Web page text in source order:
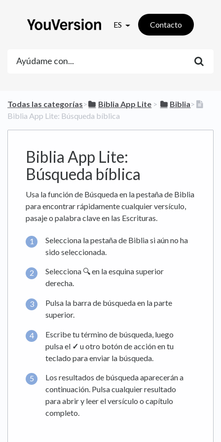
ES Contacto
Todas las categorías​>​ ​Biblia App Lite ​ > ​ ​Biblia​>​
Biblia App Lite: Búsqueda bíblica
Biblia App Lite:
Búsqueda bíblica
Usa la función de Búsqueda en la pestaña de Biblia
para encontrar rápidamente cualquier versículo,
pasaje o palabra clave en las Escrituras.
Selecciona la pestaña de Biblia si aún no ha
sido seleccionada.
Selecciona 🔍 en la esquina superior
derecha.
Pulsa la barra de búsqueda en la parte
superior.
Escribe tu término de búsqueda, luego
pulsa el ✓ u otro botón de acción en tu
teclado para enviar la búsqueda.
Los resultados de búsqueda aparecerán a
continuación. Pulsa cualquier resultado
para abrir y leer el versículo o capítulo
completo.